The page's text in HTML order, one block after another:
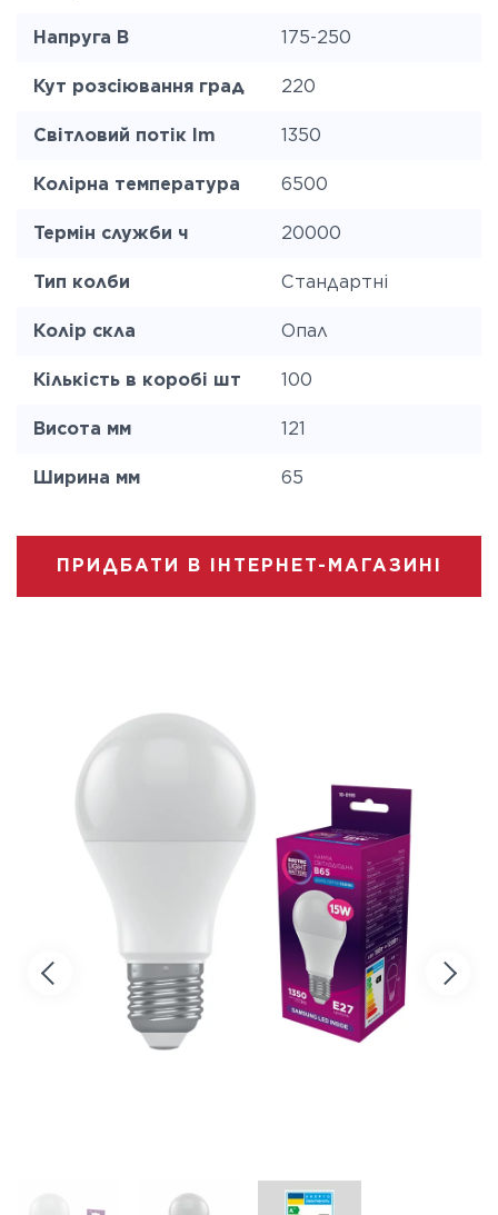
Напруга В 175-250
Кут розсіювання град 220
Світловий потік lm 1350
Колірна температура 6500
Термін служби ч 20000
Тип колби Стандартні
Колір скла Опал
Кількість в коробі шт 100
Висота мм 121
Ширина мм 65
ПРИДБАТИ В ІНТЕРНЕТ-МАГАЗИНІ